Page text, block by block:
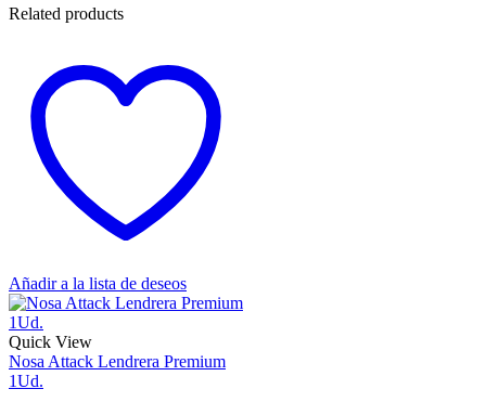
Related products
Añadir a la lista de deseos
Quick View
Nosa Attack Lendrera Premium
1Ud.